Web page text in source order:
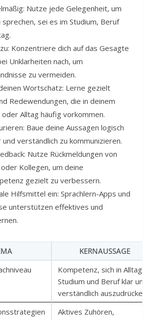
Nutze jede Gelegenheit, um
sprechen, sei es im Studium, Beruf
Konzentriere dich auf das Gesagte
Unklarheiten nach, um
zu vermeiden.
Wortschatz: Lerne gezielt
Redewendungen, die in deinem
oder Alltag häufig vorkommen.
Baue deine Aussagen logisch
und verständlich zu kommunizieren.
Nutze Rückmeldungen von
Kollegen, um deine
gezielt zu verbessern.
Hilfsmittel ein: Sprachlern-Apps und
unterstützen effektives und
KERNAUSSAGE
Kompetenz, sich in Alltag,
Studium und Beruf klar und
verständlich auszudrücken.
Aktives Zuhören,